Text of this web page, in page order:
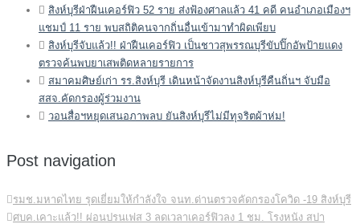
สิงห์บุรีฝ่าฝืนเคอร์ฟิว 52 ราย ส่งฟ้องศาลแล้ว 41 คดี คนอำเภอเมืองฯ
แชมป์ 11 ราย พบสถิติคนจากถิ่นอื่นเข้ามาทำผิดเพียบ
สิงห์บุรีจับแล้ว!! ฝ่าฝืนเคอร์ฟิว เป็นชาวสุพรรณบุรีขับปิ๊กอัพป้ายแดง
ตรวจค้นพบยาเสพติดหลายรายการ
สมาคมศิษย์เก่า รร.สิงห์บุรี เดินหน้าจัดงานสิงห์บุรีคืนถิ่นฯ จับมือ
สสจ.คัดกรองผู้ร่วมงาน
วอนสื่อฯหยุดเสนอภาพลบ ยันสิงห์บุรีไม่มีทุจริตผ้าห่ม!
Post navigation
รมช.มหาดไทย รุดเยี่ยมให้กำลังใจ จนท.ด่านตรวจคัดกรองโควิด -19 สิงห์บุรี
ศบค.เคาะแล้ว!! ผ่อนปรนเฟส 3 ลดเวลาเคอร์ฟิวลง 1 ชม. โรงหนัง สปา